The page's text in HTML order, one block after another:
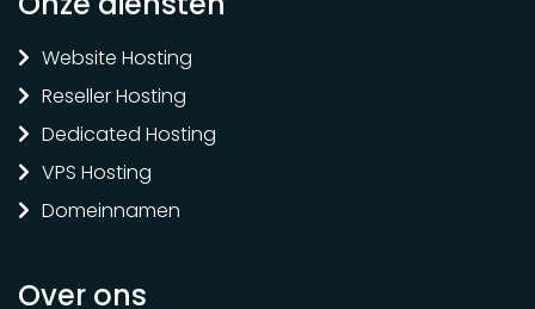
Website Hosting
Reseller Hosting
Dedicated Hosting
VPS Hosting
Domeinnamen
Over ons